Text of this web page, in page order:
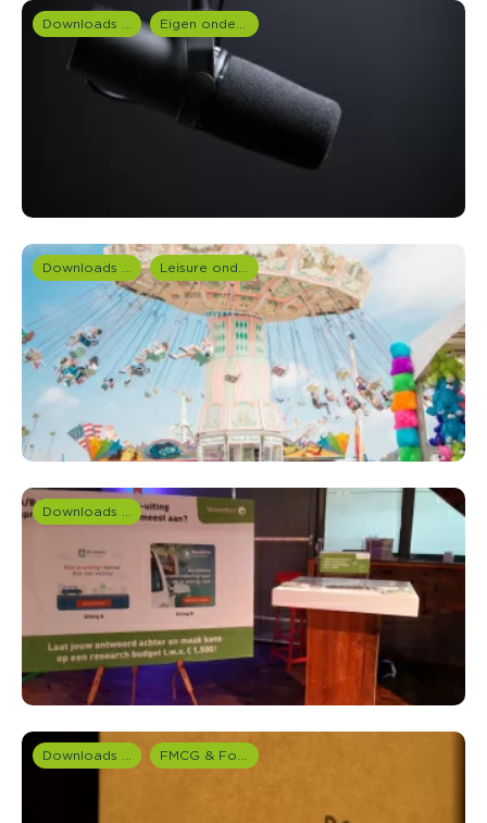
Downloads en rapportages Eigen onderzoeken
Downloads en rapportages Leisure onderzoek
Downloads en rapportages
Downloads en rapportages FMCG & Food branche